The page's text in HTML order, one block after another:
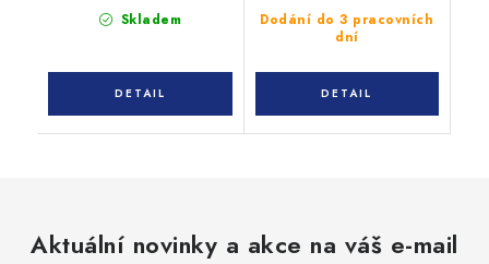
Skladem
Dodání do 3 pracovních
dní
Aktuální novinky a akce na váš e-mail